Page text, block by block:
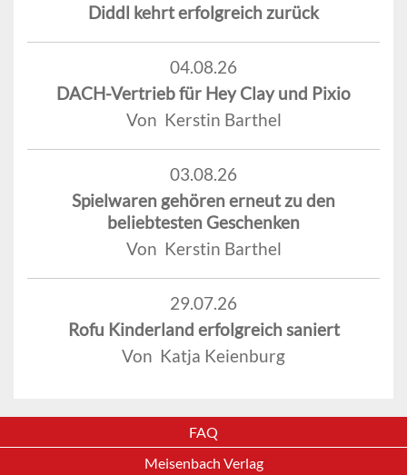
Diddl kehrt erfolgreich zurück
04.08.26
DACH-Vertrieb für Hey Clay und Pixio
Von Kerstin Barthel
03.08.26
Spielwaren gehören erneut zu den
beliebtesten Geschenken
Von Kerstin Barthel
29.07.26
Rofu Kinderland erfolgreich saniert
Von Katja Keienburg
FAQ
Meisenbach Verlag